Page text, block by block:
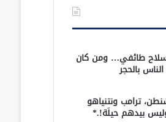
سلاح طائفي… ومن كان
بالحجر
ترامب ونتنياهو
بيدهم حيلَة!.*